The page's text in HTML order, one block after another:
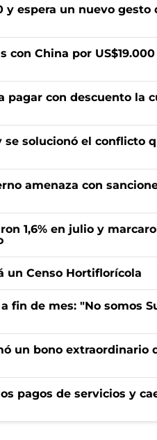
y espera un nuevo gesto
China por US$19.000
pagar con descuento la
se solucionó el conflicto
amenaza con
1,6% en julio y
un Censo Hortiflorícola
fin de mes: "No somos
un bono extraordinario
pagos de servicios y